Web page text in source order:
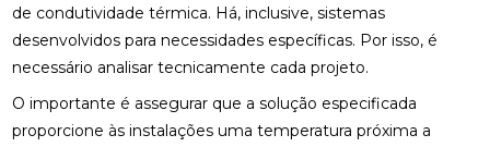
de condutividade térmica. Há, inclusive, sistemas
desenvolvidos para necessidades específicas. Por isso, é
necessário analisar tecnicamente cada projeto.
O importante é assegurar que a solução especificada
proporcione às instalações uma temperatura próxima a